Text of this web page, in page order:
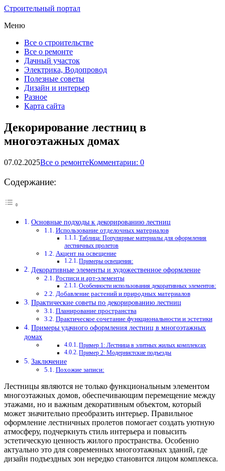
Строительный портал
Меню
Все о строительстве
Все о ремонте
Дачный участок
Электрика, Водопровод
Полезные советы
Дизайн и интерьер
Разное
Карта сайта
Декорирование лестниц в
многоэтажных домах
07.02.2025Все о ремонтеКомментарии: 0
Содержание:
Основные подходы к декорированию лестниц
Использование отделочных материалов
Таблица: Популярные материалы для оформления
лестничных пролетов
Акцент на освещение
Примеры освещения:
Декоративные элементы и художественное оформление
Росписи и арт-элементы
Особенности использования декоративных элементов:
Добавление растений и природных материалов
Практические советы по декорированию лестниц
Планирование пространства
Практическое сочетание функциональности и эстетики
Примеры удачного оформления лестниц в многоэтажных
домах
Пример 1: Лестница в элитных жилых комплексах
Пример 2: Модернистские подъезды
Заключение
Похожие записи:
Лестницы являются не только функциональным элементом
многоэтажных домов, обеспечивающим перемещение между
этажами, но и важным декоративным объектом, который
может значительно преобразить интерьер. Правильное
оформление лестничных пролетов помогает создать уютную
атмосферу, подчеркнуть стиль интерьера и повысить
эстетическую ценность жилого пространства. Особенно
актуально это для современных многоэтажных зданий, где
дизайн подъездных зон нередко становится лицом комплекса.